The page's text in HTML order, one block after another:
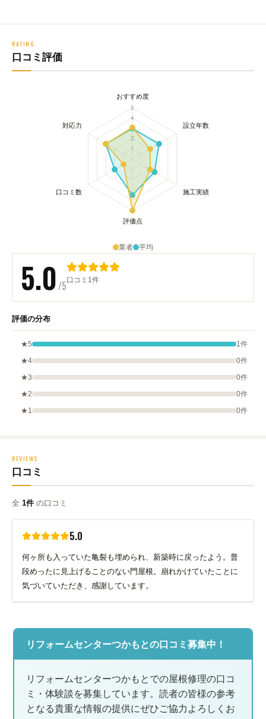
RATING
口コミ評価
業者 平均
5.0/5口コミ1件
評価の分布
★5
1件
★4
0件
★3
0件
★2
0件
★1
0件
REVIEWS
口コミ
全 1件 の口コミ
5.0
何ヶ所も入っていた亀裂も埋められ、新築時に戻ったよう。普
段めったに見上げることのない門屋根。崩れかけていたことに
気づいていただき、感謝しています。
リフォームセンターつかもとの口コミ募集中！
リフォームセンターつかもとでの屋根修理の口コ
ミ・体験談を募集しています。読者の皆様の参考
となる貴重な情報の提供にぜひご協力よろしくお